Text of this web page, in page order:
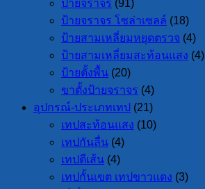
ป้ายจราจร (91)
ป้ายจราจร โซล่าเซลล์ (18)
ป้ายสามเหลี่ยมหยุดตรวจ (4)
ป้ายสามเหลี่ยมสะท้อนแสง (4)
ป้ายตั้งพื้น (20)
ขาตั้งป้ายจราจร (4)
อุปกรณ์-ประเภทเทป
(21)
เทปสะท้อนแสง (10)
เทปกันลื่น (4)
เทปตีเส้น (4)
เทปกั้นเขต เทปขาวแดง (3)